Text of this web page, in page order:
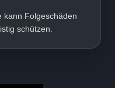
kann Folgeschäden
schützen.